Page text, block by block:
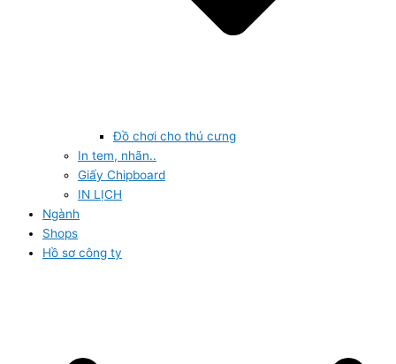
Đồ chơi cho thú cưng
In tem, nhãn..
Giấy Chipboard
IN LỊCH
Ngành
Shops
Hồ sơ công ty